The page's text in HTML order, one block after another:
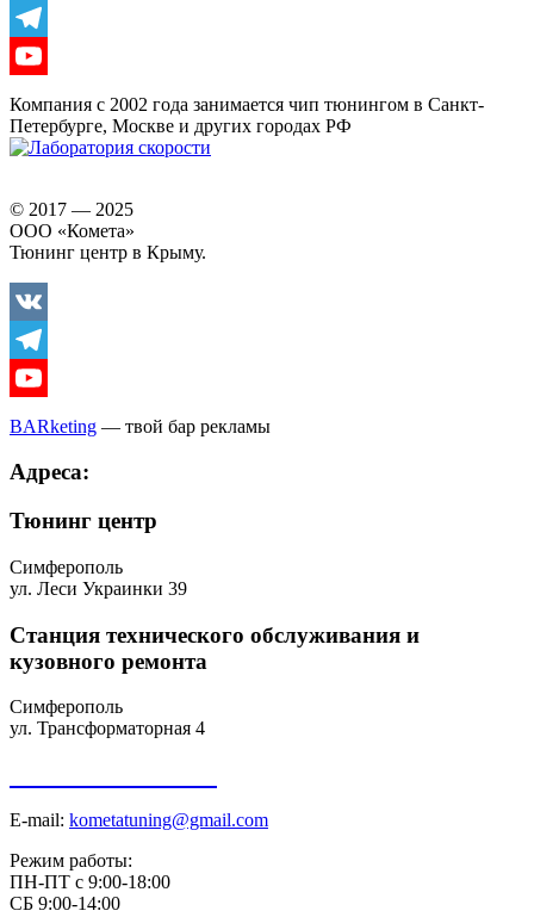
Vkontakte
Telegram
Youtube
Компания с 2002 года занимается чип тюнингом в Санкт-
Петербурге, Москве и других городах РФ
© 2017 — 2025
ООО «Комета»
Тюнинг центр в Крыму.
Vkontakte
Telegram
Youtube
BARketing — твой бар рекламы
Адреса:
Тюнинг центр
Симферополь
ул. Леси Украинки 39
Станция технического обслуживания и
кузовного ремонта
Симферополь
ул. Трансформаторная 4
E-mail: kometatuning@gmail.com
Режим работы:
ПН-ПТ с 9:00-18:00
СБ 9:00-14:00